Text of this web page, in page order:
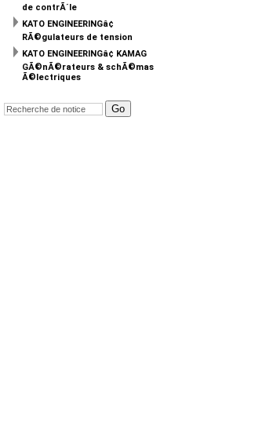
de contrÃ´le
KATO ENGINEERINGâ¢
RÃ©gulateurs de tension
KATO ENGINEERINGâ¢ KAMAG
GÃ©nÃ©rateurs & schÃ©mas
Ã©lectriques